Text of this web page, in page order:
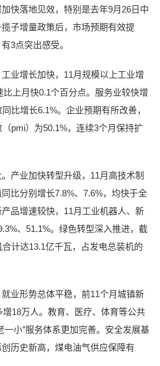
快落地见效，特别是去年9月26日中
子增量政策后，市场预期有效提
3点突出感受。
业增长加快，11月规模以上工业增
上月快0.1个百分点。服务业较快增
比增长6.1%。企业预期有所改善，
pmi）为50.1%，连续3个月保持扩
产业加快转型升级，11月高技术制
比分别增长7.8%、7.6%，均快于全
品增速较快，11月工业机器人、新
、51.1%。绿色转型深入推进，截
计达13.1亿千瓦，占发电总装机的
业形势总体平稳，前11个月城镇新
18万人。教育、医疗、体育等公共
一小”服务体系更加完善。安全发展基
历史新高，煤电油气供应保障有